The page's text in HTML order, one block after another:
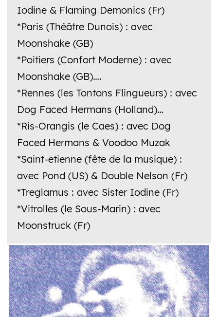
Iodine & Flaming Demonics (Fr)
*Paris (Théâtre Dunois) : avec
Moonshake (GB)
*Poitiers (Confort Moderne) : avec
Moonshake (GB)….
*Rennes (les Tontons Flingueurs) : avec
Dog Faced Hermans (Holland)…
*Ris-Orangis (le Caes) : avec Dog
Faced Hermans & Voodoo Muzak
*Saint-etienne (fête de la musique) :
avec Pond (US) & Double Nelson (Fr)
*Treglamus : avec Sister Iodine (Fr)
*Vitrolles (le Sous-Marin) : avec
Moonstruck (Fr)